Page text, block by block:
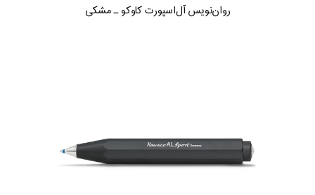
روان‌نویس آل‌اسپورت کاوکو ـ مشکی